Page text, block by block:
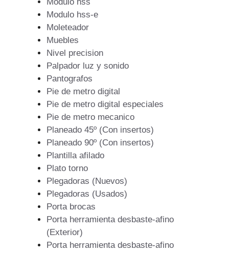
Modulo hss
Modulo hss-e
Moleteador
Muebles
Nivel precision
Palpador luz y sonido
Pantografos
Pie de metro digital
Pie de metro digital especiales
Pie de metro mecanico
Planeado 45º (Con insertos)
Planeado 90º (Con insertos)
Plantilla afilado
Plato torno
Plegadoras (Nuevos)
Plegadoras (Usados)
Porta brocas
Porta herramienta desbaste-afino
(Exterior)
Porta herramienta desbaste-afino